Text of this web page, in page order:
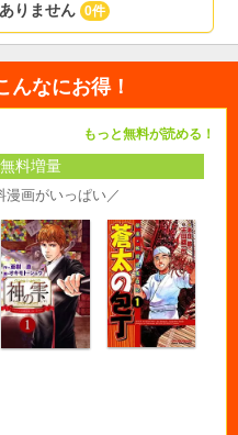
りません 0件
んなにお得！
もっと無料が読める！
料増量
漫画がいっぱい／